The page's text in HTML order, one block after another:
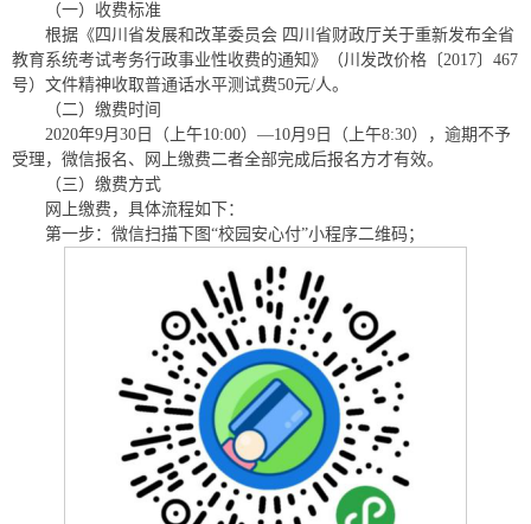
（一）收费标准
根据《四川省发展和改革委员会 四川省财政厅关于重新发布全省
教育系统考试考务行政事业性收费的通知》（川发改价格〔2017〕467
号）文件精神收取普通话水平测试费50元/人。
（二）缴费时间
2020年9月30日（上午10:00）—10月9日（上午8:30），逾期不予
受理，微信报名、网上缴费二者全部完成后报名方才有效。
（三）缴费方式
网上缴费，具体流程如下：
第一步：微信扫描下图“校园安心付”小程序二维码；